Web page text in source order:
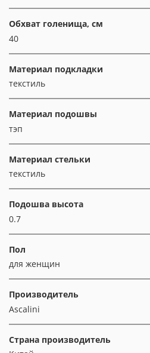
Обхват голенища, см
40
Материал подкладки
текстиль
Материал подошвы
тэп
Материал стельки
текстиль
Подошва высота
0.7
Пол
для женщин
Производитель
Ascalini
Страна производитель